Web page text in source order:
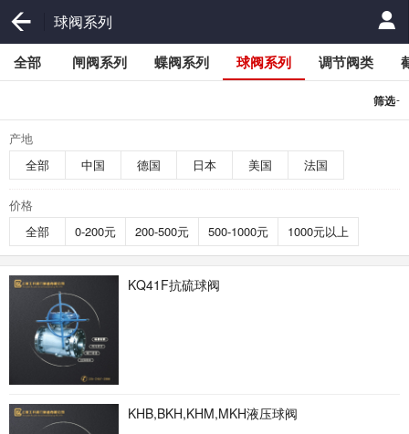
球阀系列
全部 闸阀系列 蝶阀系列 球阀系列 调节阀类
筛选-
产地
全部
中国 德国 日本 美国 法国
价格
全部
0-200元 200-500元 500-1000元 1000元以上
KQ41F抗硫球阀
KHB,BKH,KHM,MKH液压球阀